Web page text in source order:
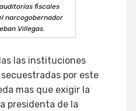
fiscales
narcogobernador
Villegas.
las instituciones
por este
mas que exigir la
presidenta de la